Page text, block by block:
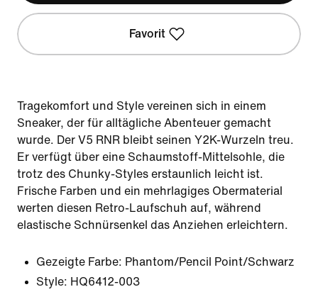
Favorit
Tragekomfort und Style vereinen sich in einem
Sneaker, der für alltägliche Abenteuer gemacht
wurde. Der V5 RNR bleibt seinen Y2K-Wurzeln treu.
Er verfügt über eine Schaumstoff-Mittelsohle, die
trotz des Chunky-Styles erstaunlich leicht ist.
Frische Farben und ein mehrlagiges Obermaterial
werten diesen Retro-Laufschuh auf, während
elastische Schnürsenkel das Anziehen erleichtern.
Gezeigte Farbe: Phantom/Pencil Point/Schwarz
Style: HQ6412-003